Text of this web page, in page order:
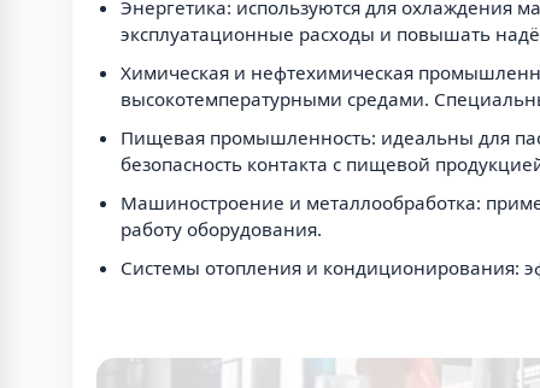
Энергетика: используются для охлаждения
эксплуатационные расходы и повышать
Химическая и нефтехимическая
высокотемпературными средами.
Пищевая промышленность: идеальны для
безопасность контакта с пищевой
Машиностроение и металлообработка:
работу оборудования.
Системы отопления и кондиционирования: